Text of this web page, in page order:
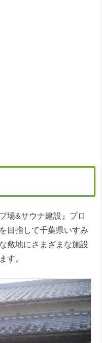
場&サウナ建設』プロ
目指して千葉県いすみ
敷地にさまざまな施設
す。